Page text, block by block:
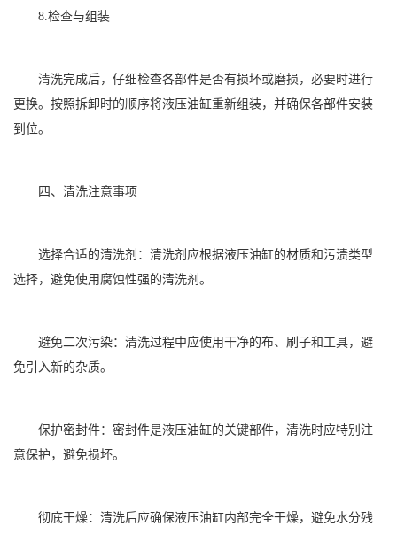
8.检查与组装
清洗完成后，仔细检查各部件是否有损坏或磨损，必要时进行
更换。按照拆卸时的顺序将液压油缸重新组装，并确保各部件安装
到位。
四、清洗注意事项
选择合适的清洗剂：清洗剂应根据液压油缸的材质和污渍类型
选择，避免使用腐蚀性强的清洗剂。
避免二次污染：清洗过程中应使用干净的布、刷子和工具，避
免引入新的杂质。
保护密封件：密封件是液压油缸的关键部件，清洗时应特别注
意保护，避免损坏。
彻底干燥：清洗后应确保液压油缸内部完全干燥，避免水分残